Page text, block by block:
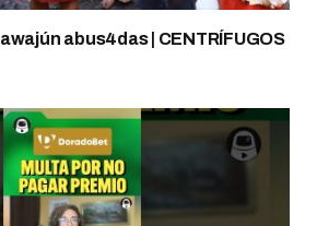
abus4das | CENTRÍFUGOS